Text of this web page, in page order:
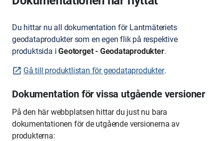
Du hittar nu all dokumentation för Lantmäteriets
geodataprodukter som en egen flik på respektive
produktsida i Geotorget - Geodataprodukter.
Gå till produktlistan för geodataprodukter.
Dokumentation för vissa utgående versioner
På den här webbplatsen hittar du just nu bara
dokumentationen för de utgående versionerna av
produkterna: